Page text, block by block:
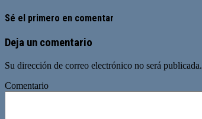
Sé el primero en comentar
Deja un comentario
Su dirección de correo electrónico no será publicada.
Comentario